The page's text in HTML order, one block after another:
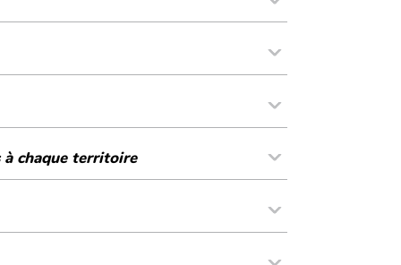
à chaque territoire